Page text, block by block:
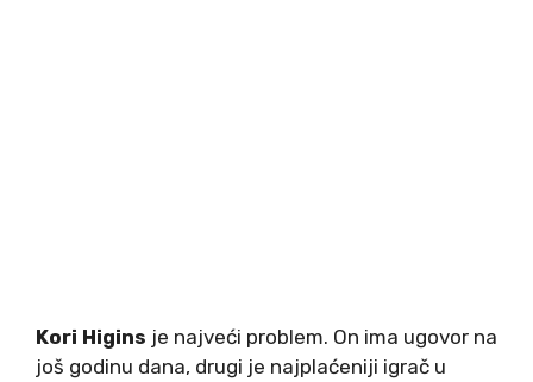
Kori Higins je najveći problem. On ima ugovor na
još godinu dana, drugi je najplaćeniji igrač u